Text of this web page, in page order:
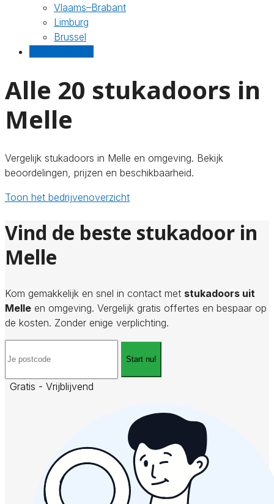
Vlaams–Brabant
Limburg
Brussel
Alle 20 stukadoors in
Melle
Vergelijk stukadoors in Melle en omgeving. Bekijk
beoordelingen, prijzen en beschikbaarheid.
Toon het bedrijvenoverzicht
Vind de beste stukadoor in
Melle
Kom gemakkelijk en snel in contact met stukadoors uit
Melle en omgeving. Vergelijk gratis offertes en bespaar op
de kosten. Zonder enige verplichting.
Start nu!
Gratis - Vrijblijvend